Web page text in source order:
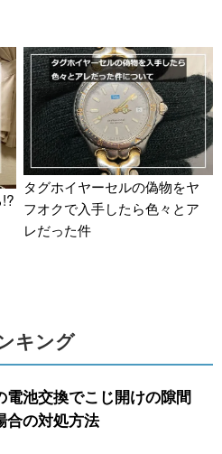
タグホイヤーセルの偽物をヤ
フオクで入手したら色々とア
レだった件
キング
電池交換でこじ開けの隙間
合の対処方法